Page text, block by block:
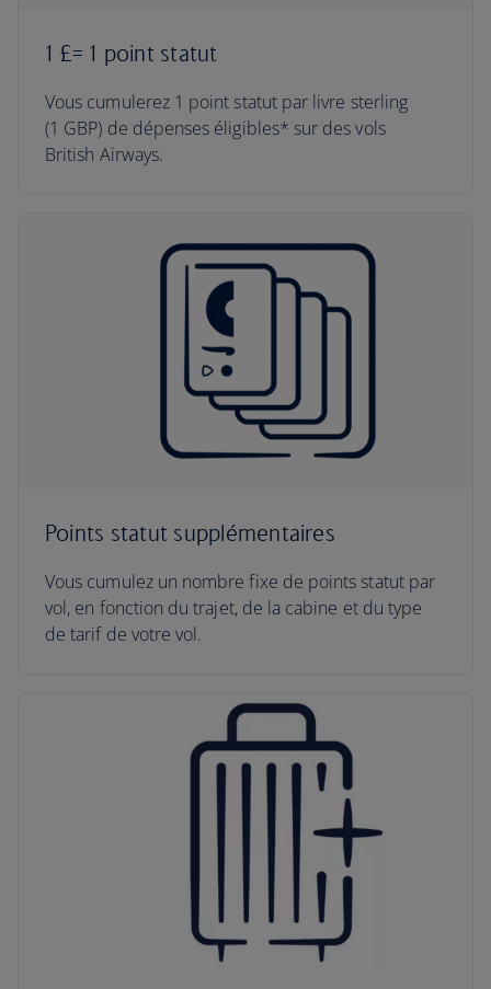
1 £= 1 point statut
Vous cumulerez 1 point statut par livre sterling
(1 GBP) de dépenses éligibles* sur des vols
British Airways.
Points statut supplémentaires
Vous cumulez un nombre fixe de points statut par
vol, en fonction du trajet, de la cabine et du type
de tarif de votre vol.